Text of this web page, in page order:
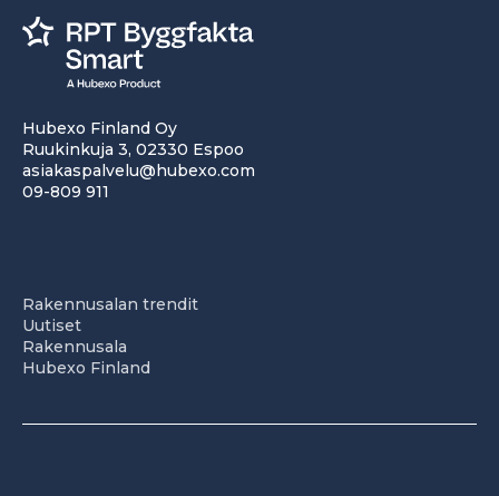
Hubexo Finland Oy
Ruukinkuja 3, 02330 Espoo
asiakaspalvelu@hubexo.com
09-809 911
Rakennusalan trendit
Uutiset
Rakennusala
Hubexo Finland